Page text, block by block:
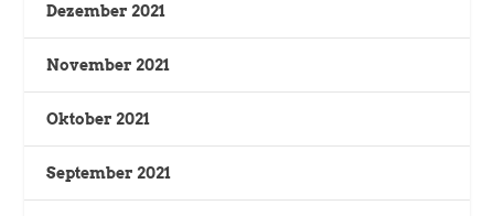
Dezember 2021
November 2021
Oktober 2021
September 2021